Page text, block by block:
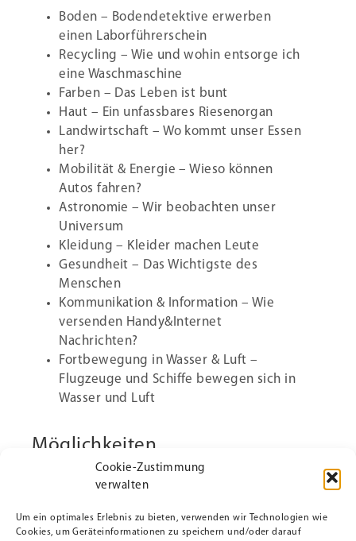
Cookie-Zustimmung
verwalten
Um ein optimales Erlebnis zu bieten, verwenden wir Technologien wie
Cookies, um Geräteinformationen zu speichern und/oder darauf
Boden – Bodendetektive erwerben
einen Laborführerschein
Recycling – Wie und wohin entsorge ich
eine Waschmaschine
Farben – Das Leben ist bunt
Haut – Ein unfassbares Riesenorgan
Landwirtschaft – Wo kommt unser Essen
her?
Mobilität & Energie – Wieso können
Autos fahren?
Astronomie – Wir beobachten unser
Universum
Kleidung – Kleider machen Leute
Gesundheit – Das Wichtigste des
Menschen
Kommunikation & Information – Wie
versenden Handy&Internet
Nachrichten?
Fortbewegung in Wasser & Luft –
Flugzeuge und Schiffe bewegen sich in
Wasser und Luft
Möglichkeiten
Das Wahlpflichtfach Naturwissenchaften bietet
sich mit naturwissenschaftlichen Fragen